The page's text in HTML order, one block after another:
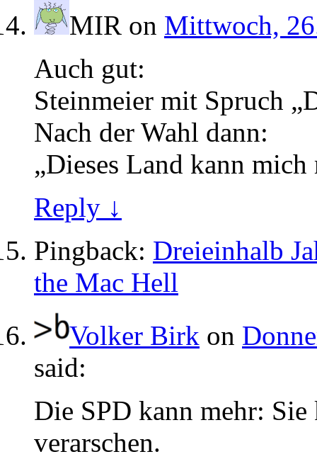
MIR on Mittwoch,
Auch gut:
Steinmeier mit Spruch
Nach der Wahl dann:
„Dieses Land kann
Reply ↓
Pingback: Dreieinhalb
the Mac Hell
Volker Birk on
said:
Die SPD kann mehr:
verarschen.